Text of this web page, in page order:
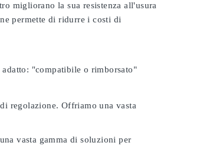
migliorano la sua resistenza all'usura
permette di ridurre i costi di
"compatibile o rimborsato"
regolazione. Offriamo una vasta
vasta gamma di soluzioni per